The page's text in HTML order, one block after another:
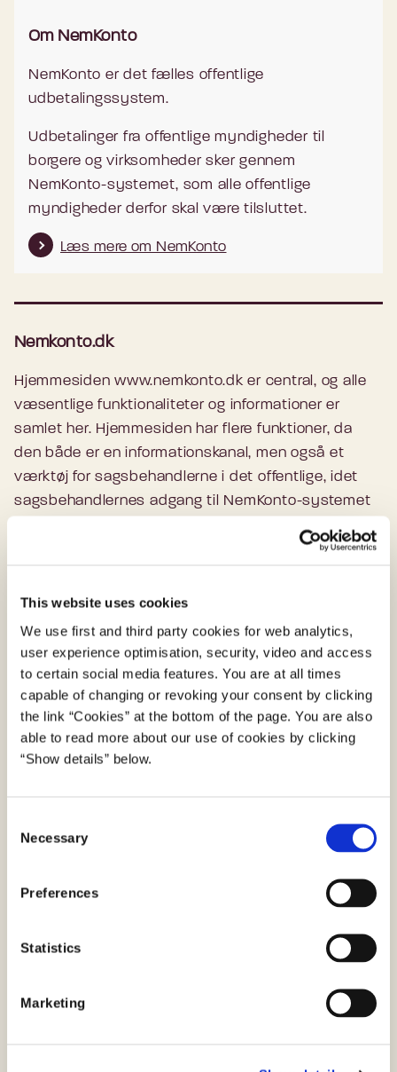
This website uses cookies
We use first and third party cookies for web analytics,
user experience optimisation, security, video and access
to certain social media features. You are at all times
capable of changing or revoking your consent by clicking
the link “Cookies” at the bottom of the page. You are also
able to read more about our use of cookies by clicking
“Show details” below.
Necessary
Preferences
Statistics
Marketing
Om NemKonto
NemKonto er det fælles offentlige
udbetalingssystem.
Udbetalinger fra offentlige myndigheder til
borgere og virksomheder sker gennem
NemKonto-systemet, som alle offentlige
myndigheder derfor skal være tilsluttet.
Læs mere om NemKonto
Nemkonto.dk
Hjemmesiden www.nemkonto.dk er central, og alle
væsentlige funktionaliteter og informationer er
samlet her. Hjemmesiden har flere funktioner, da
den både er en informationskanal, men også et
værktøj for sagsbehandlerne i det offentlige, idet
sagsbehandlernes adgang til NemKonto-systemet
Selvbetjening
Hvis du er sagsbehandler i en offentlig
myndighed, kan du også benytte selvbetjening
med et medarbejdercertifikat.
Har du spørgsmål til NemKonto-løsningen kan
Gå til nemkonto.dk